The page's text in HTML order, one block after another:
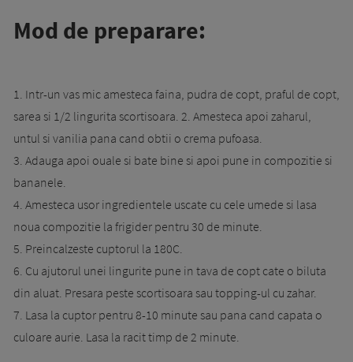
Mod de preparare:
1. Intr-un vas mic amesteca faina, pudra de copt, praful de copt,
sarea si 1/2 lingurita scortisoara. 2. Amesteca apoi zaharul,
untul si vanilia pana cand obtii o crema pufoasa.
3. Adauga apoi ouale si bate bine si apoi pune in compozitie si
bananele.
4. Amesteca usor ingredientele uscate cu cele umede si lasa
noua compozitie la frigider pentru 30 de minute.
5. Preincalzeste cuptorul la 180C.
6. Cu ajutorul unei lingurite pune in tava de copt cate o biluta
din aluat. Presara peste scortisoara sau topping-ul cu zahar.
7. Lasa la cuptor pentru 8-10 minute sau pana cand capata o
culoare aurie. Lasa la racit timp de 2 minute.